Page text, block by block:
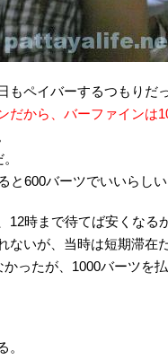
もペイバーするつもりだっ
だから、バーファインは
と600バーツでいいらしい
12時まで待てば安くなる
ないが、当時は短期滞在
ったが、1000バーツを
。